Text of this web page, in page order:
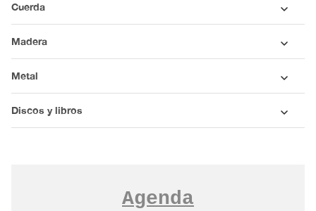
Cuerda
Madera
Metal
Discos y libros
Agenda